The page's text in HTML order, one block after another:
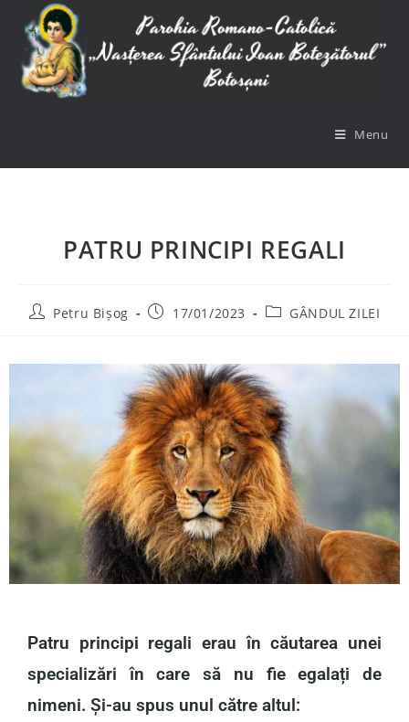
Menu
PATRU PRINCIPI REGALI
Petru Bișog 17/01/2023 GÂNDUL ZILEI
Patru principi regali erau în căutarea unei
specializări în care să nu fie egalați de
nimeni. Și-au spus unul către altul: